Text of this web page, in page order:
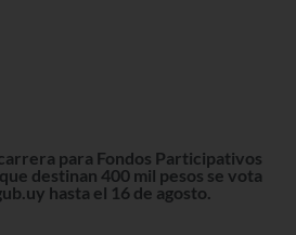
para Fondos Participativos
destinan 400 mil pesos se vota
hasta el 16 de agosto.